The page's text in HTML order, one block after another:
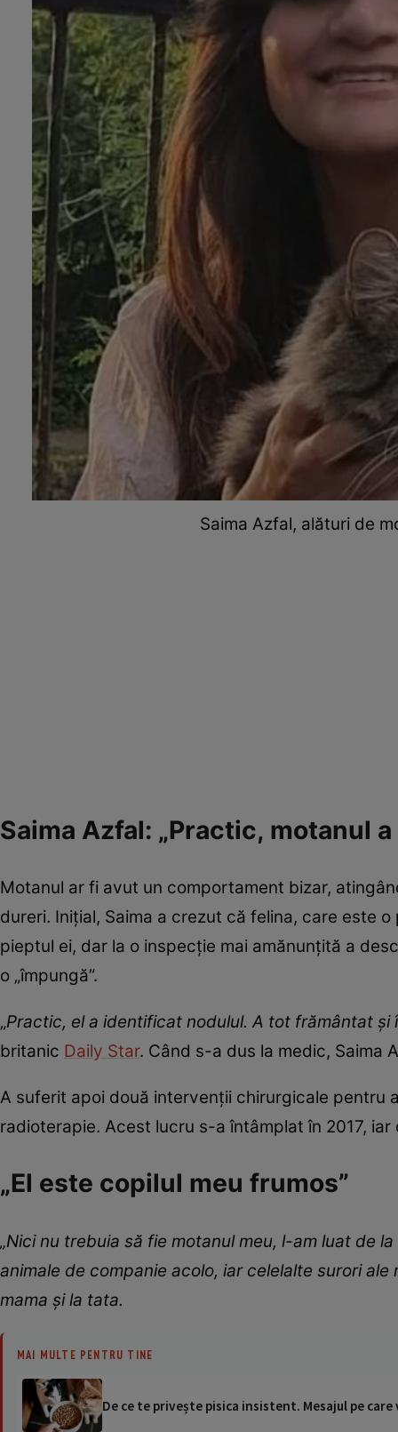
Saima Azfal, alături de
Saima Azfal: „Practic, motanul
Motanul ar fi avut un comportament bizar,
dureri. Inițial, Saima a crezut că felina, care este
pieptul ei, dar la o inspecție mai amănunțită a
o „împungă”.
„Practic, el a identificat nodulul. A tot frământat și
britanic Daily Star. Când s-a dus la medic, Saima
A suferit apoi două intervenții chirurgicale pentru
radioterapie. Acest lucru s-a întâmplat în 2017,
„El este copilul meu frumos”
„Nici nu trebuia să fie motanul meu, l-am luat de
animale de companie acolo, iar celelalte surori
mama și la tata.
MAI MULTE PENTRU TINE
De ce te privește pisica insistent. Mesajul pe